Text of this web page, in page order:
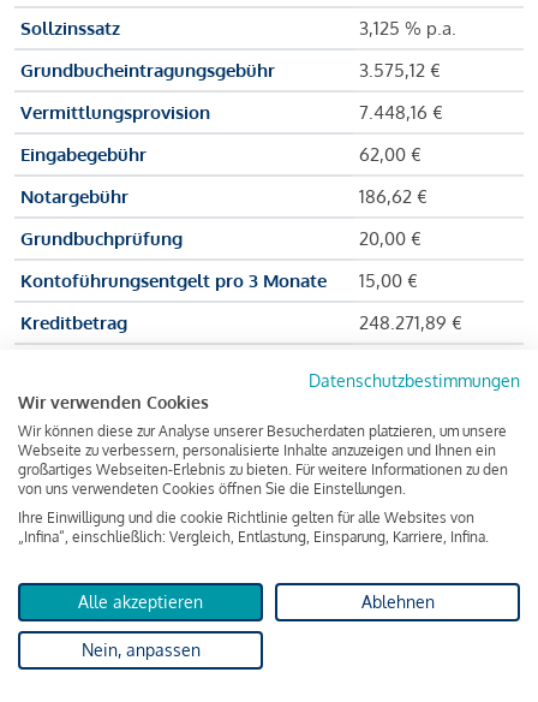
Sollzinssatz
3,125 % p.a.
Grundbucheintragungsgebühr
3.575,12 €
Vermittlungsprovision
7.448,16 €
Eingabegebühr
62,00 €
Notargebühr
186,62 €
Grundbuchprüfung
20,00 €
Kontoführungsentgelt pro 3 Monate
15,00 €
Kreditbetrag
248.271,89 €
Zu zahlender Gesamtbetrag
Kreditvermittler
INFINA Credit
Broker GmbH
von 237.000 Euro ausgezahlt, um die Wohnung zu kaufen.
Darüber hinaus fallen aber noch einige Gebühren an (z. B. die
Grundbucheintragungsgebühr), sodass die Bank den
Datenschutzbestimmungen
Wir verwenden Cookies
Wir können diese zur Analyse unserer Besucherdaten platzieren, um unsere
Webseite zu verbessern, personalisierte Inhalte anzuzeigen und Ihnen ein
großartiges Webseiten-Erlebnis zu bieten. Für weitere Informationen zu den
von uns verwendeten Cookies öffnen Sie die Einstellungen.
Ihre Einwilligung und die cookie Richtlinie gelten für alle Websites von
„Infina“, einschließlich: Vergleich, Entlastung, Einsparung, Karriere, Infina.
Alle akzeptieren Ablehnen
Nein, anpassen